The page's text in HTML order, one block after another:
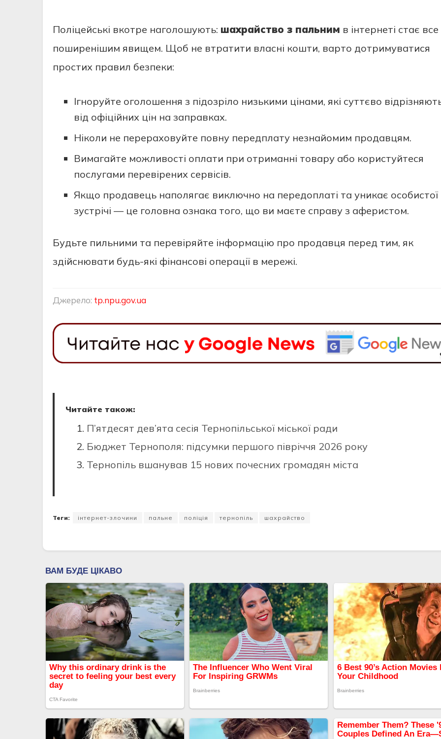
Поліцейські вкотре наголошують: шахрайство з пальним в інтернеті стає все
поширенішим явищем. Щоб не втратити власні кошти, варто дотримуватися
простих правил безпеки:
Ігноруйте оголошення з підозріло низькими цінами, які суттєво
від офіційних цін на заправках.
Ніколи не перераховуйте повну передплату незнайомим продавцям.
Вимагайте можливості оплати при отриманні товару або користуйтеся
послугами перевірених сервісів.
Якщо продавець наполягає виключно на передоплаті та уникає особистої
зустрічі — це головна ознака того, що ви маєте справу з аферистом.
Будьте пильними та перевіряйте інформацію про продавця перед тим, як
здійснювати будь-які фінансові операції в мережі.
Джерело: tp.npu.gov.ua
Читайте також:
П’ятдесят дев’ята сесія Тернопільської міської ради
Бюджет Тернополя: підсумки першого півріччя 2026 року
Тернопіль вшанував 15 нових почесних громадян міста
Теги: інтернет-злочини пальне поліція тернопіль шахрайство